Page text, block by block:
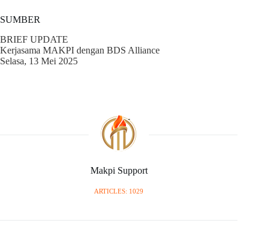
SUMBER
BRIEF UPDATE
Kerjasama MAKPI dengan BDS Alliance
Selasa, 13 Mei 2025
Makpi Support
ARTICLES: 1029